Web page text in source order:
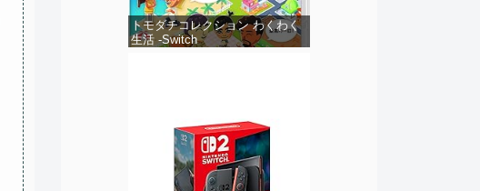
トモダチコレクション わくわく
生活 -Switch